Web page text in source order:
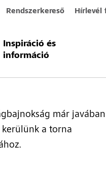
Rendszerkereső Hírlevél
Inspiráció és
információ
már javában
kerülünk a torna